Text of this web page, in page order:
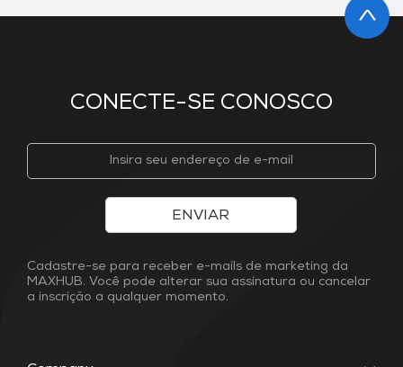
CONECTE-SE CONOSCO
ENVIAR
Cadastre-se para receber e-mails de marketing da
MAXHUB. Você pode alterar sua assinatura ou cancelar
a inscrição a qualquer momento.